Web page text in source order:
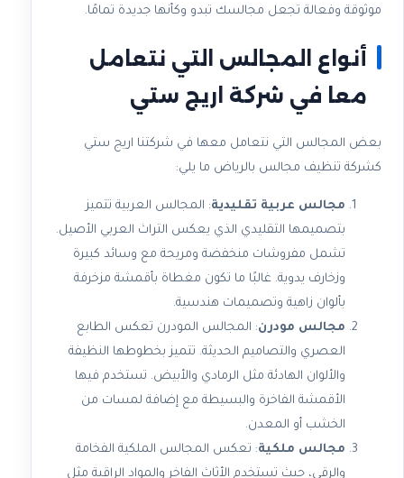
موثوقة وفعالة تجعل مجالسك تبدو وكأنها جديدة تمامًا.
أنواع المجالس التي نتعامل
معا في شركة اريج ستي
بعض المجالس التي نتعامل معها في شركتنا اريج ستي
كشركة تنظيف مجالس بالرياض ما يلي:
مجالس عربية تقليدية: المجالس العربية تتميز
بتصميمها التقليدي الذي يعكس التراث العربي الأصيل.
تشمل مفروشات منخفضة ومريحة مع وسائد كبيرة
وزخارف يدوية. غالبًا ما تكون مغطاة بأقمشة مزخرفة
بألوان زاهية وتصميمات هندسية.
مجالس مودرن: المجالس المودرن تعكس الطابع
العصري والتصاميم الحديثة. تتميز بخطوطها النظيفة
والألوان الهادئة مثل الرمادي والأبيض. تستخدم فيها
الأقمشة الفاخرة والبسيطة مع إضافة لمسات من
الخشب أو المعدن.
مجالس ملكية: تعكس المجالس الملكية الفخامة
والرقي، حيث تستخدم الأثاث الفاخر والمواد الراقية مثل